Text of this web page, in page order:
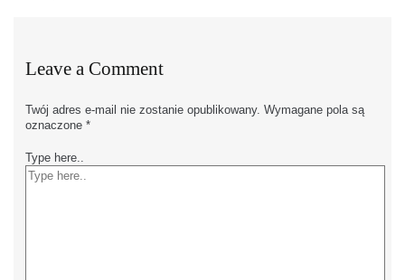
Leave a Comment
Twój adres e-mail nie zostanie opublikowany. Wymagane pola są
oznaczone *
Type here..